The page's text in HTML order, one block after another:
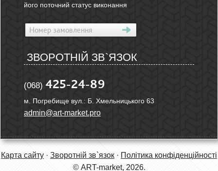
його поточний статус виконання
ЗВОРОТНІЙ ЗВ`ЯЗОК
(068) 425-24-89
м. Погребище вул.: Б. Хмельницького 63
admin@art-market.pro
Карта сайту · Зворотній зв`язок · Політика конфіденційності
© ART-market, 2026.